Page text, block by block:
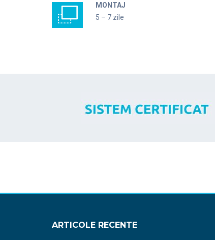
MONTAJ
5 – 7 zile
ARTICOLE RECENTE